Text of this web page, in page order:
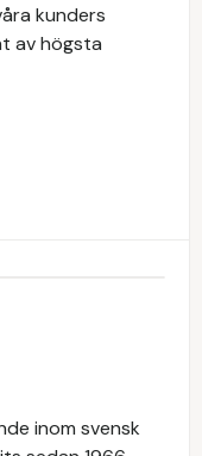
kunders
av högsta
inom svensk